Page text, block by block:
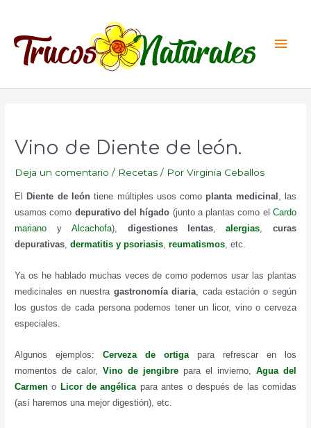
contenido
Vino de Diente de león.
Deja un comentario / Recetas / PorVirginia Ceballos
El Diente de leóntiene múltiples usos como planta medicinal , las
usamos como depurativo del hígado (junto a plantas como el Cardo
mariano yAlcachofa), digestiones lentas,alergias, curas
depurativas, dermatitis y psoriasis,reumatismos, etc.
Ya os he hablado muchas veces de como podemos usar las plantas
medicinales en nuestragastronomía diaria, cada estación o según
los gustos de cada persona podemos tener un licor, vino o cerveza
especiales.
Algunos ejemplos:Cerveza de ortigapara refrescar en los
momentos de calor,Vino de jengibre para el invierno, Agua del
Carmen o Licor de angélicapara antes o después de las comidas
(así haremos una mejor digestión), etc.